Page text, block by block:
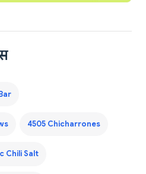
4505 Chicharrones
Chili Salt